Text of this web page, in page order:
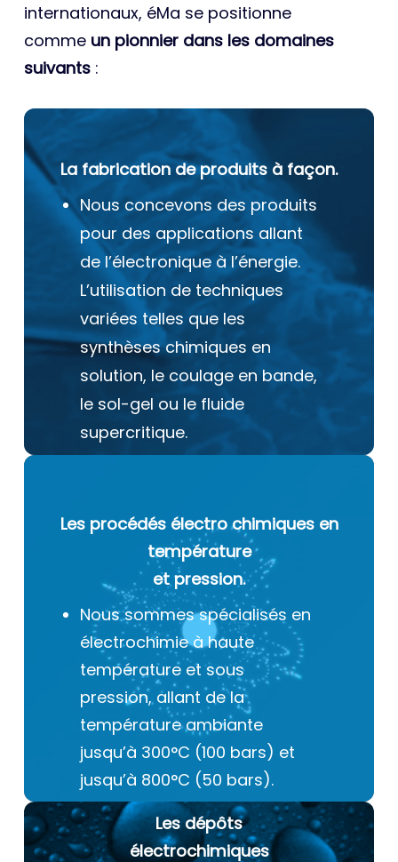
internationaux, éMa se positionne
comme un pionnier dans les domaines
suivants :
La fabrication de produits à façon.
Nous concevons des produits
pour des applications allant
de l’électronique à l’énergie.
L’utilisation de techniques
variées telles que les
synthèses chimiques en
solution, le coulage en bande,
le sol-gel ou le fluide
supercritique.
Les procédés électro chimiques en
température
et pression.
Nous sommes spécialisés en
électrochimie à haute
température et sous
pression, allant de la
température ambiante
jusqu’à 300°C (100 bars) et
jusqu’à 800°C (50 bars).
Les dépôts
électrochimiques